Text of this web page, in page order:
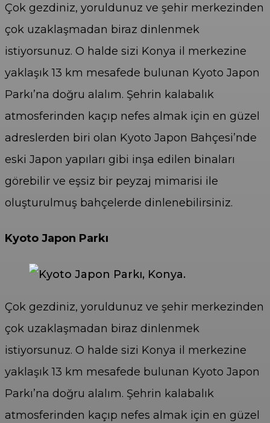
Çok gezdiniz, yoruldunuz ve şehir merkezinden
çok uzaklaşmadan biraz dinlenmek
istiyorsunuz. O halde sizi Konya il merkezine
yaklaşık 13 km mesafede bulunan Kyoto Japon
Parkı’na doğru alalım. Şehrin kalabalık
atmosferinden kaçıp nefes almak için en güzel
adreslerden biri olan Kyoto Japon Bahçesi’nde
eski Japon yapıları gibi inşa edilen binaları
görebilir ve eşsiz bir peyzaj mimarisi ile
oluşturulmuş bahçelerde dinlenebilirsiniz.
Kyoto Japon Parkı
Çok gezdiniz, yoruldunuz ve şehir merkezinden
çok uzaklaşmadan biraz dinlenmek
istiyorsunuz. O halde sizi Konya il merkezine
yaklaşık 13 km mesafede bulunan Kyoto Japon
Parkı’na doğru alalım. Şehrin kalabalık
atmosferinden kaçıp nefes almak için en güzel